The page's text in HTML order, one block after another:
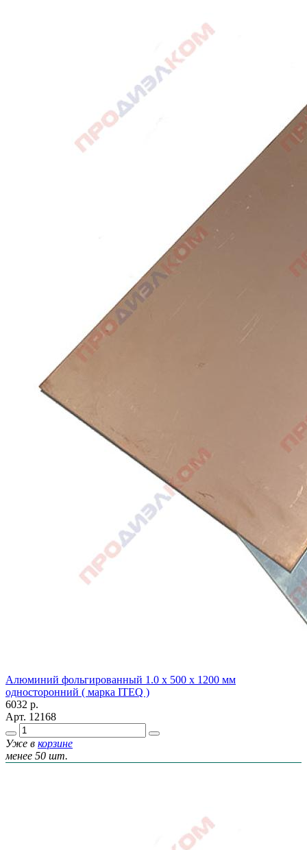
Алюминий фольгированный 1.0 х 500 х 1200 мм
односторонний ( марка ITEQ )
6032 р.
Арт. 12168
Уже в корзине
менее 50 шт.